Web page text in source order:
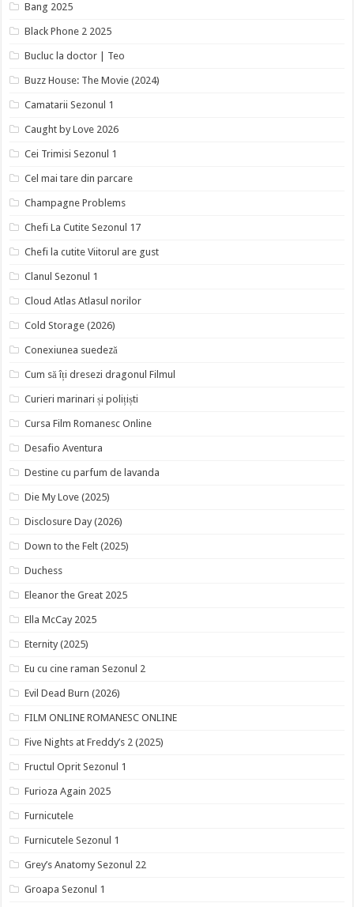
Bang 2025
Black Phone 2 2025
Bucluc la doctor | Teo
Buzz House: The Movie (2024)
Camatarii Sezonul 1
Caught by Love 2026
Cei Trimisi Sezonul 1
Cel mai tare din parcare
Champagne Problems
Chefi La Cutite Sezonul 17
Chefi la cutite Viitorul are gust
Clanul Sezonul 1
Cloud Atlas Atlasul norilor
Cold Storage (2026)
Conexiunea suedeză
Cum să îți dresezi dragonul Filmul
Curieri marinari și polițiști
Cursa Film Romanesc Online
Desafio Aventura
Destine cu parfum de lavanda
Die My Love (2025)
Disclosure Day (2026)
Down to the Felt (2025)
Duchess
Eleanor the Great 2025
Ella McCay 2025
Eternity (2025)
Eu cu cine raman Sezonul 2
Evil Dead Burn (2026)
FILM ONLINE ROMANESC ONLINE
Five Nights at Freddy’s 2 (2025)
Fructul Oprit Sezonul 1
Furioza Again 2025
Furnicutele
Furnicutele Sezonul 1
Grey’s Anatomy Sezonul 22
Groapa Sezonul 1